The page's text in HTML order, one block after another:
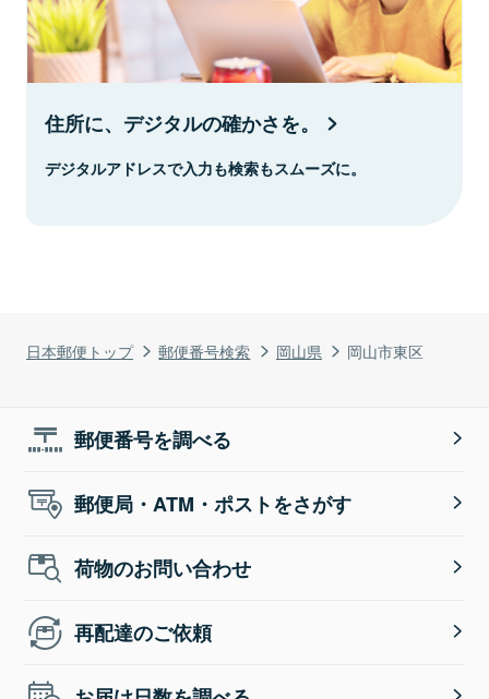
日本郵便トップ 郵便番号検索 岡山県 岡山市東区
住所に、デジタルの確かさを。
デジタルアドレスで入力も検索もスムーズに。
郵便番号を調べる
郵便局・ATM・ポストをさがす
荷物のお問い合わせ
再配達のご依頼